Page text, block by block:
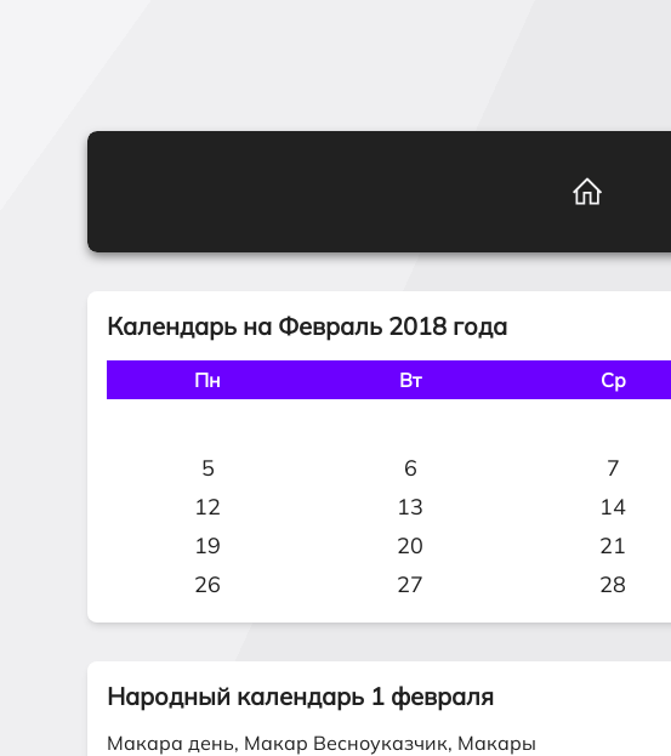
Календарь на Февраль 2018 года
Пн Вт Ср
5
6 7
12
13 14
19
20 21
26
27 28
Народный календарь 1 февраля
Макара день, Макар Весноуказчик, Макары